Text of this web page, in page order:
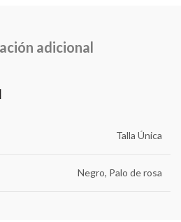
adicional
Talla Única
Negro, Palo de rosa